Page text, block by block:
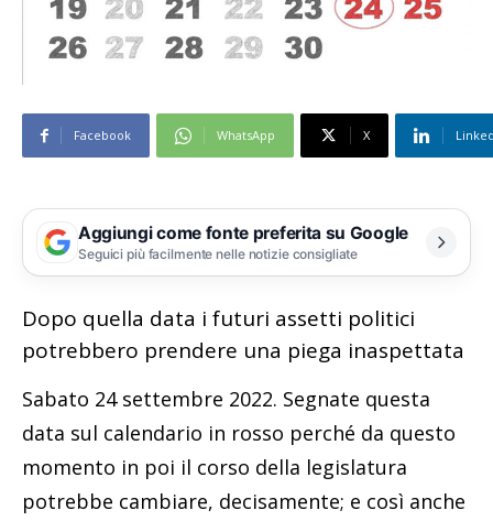
Facebook WhatsApp X
Aggiungi come fonte preferita su Google
Seguici più facilmente nelle notizie consigliate
Dopo quella data i futuri assetti politici
potrebbero prendere una piega inaspettata
Sabato 24 settembre 2022. Segnate questa
data sul calendario in rosso perché da questo
momento in poi il corso della legislatura
potrebbe cambiare, decisamente; e così anche